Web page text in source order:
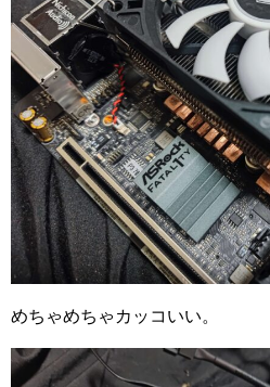
めちゃめちゃカッコいい。